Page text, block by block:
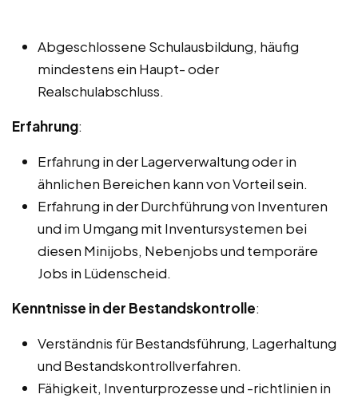
Abgeschlossene Schulausbildung, häufig
mindestens ein Haupt- oder
Realschulabschluss.
Erfahrung:
Erfahrung in der Lagerverwaltung oder in
ähnlichen Bereichen kann von Vorteil sein.
Erfahrung in der Durchführung von Inventuren
und im Umgang mit Inventursystemen bei
diesen Minijobs, Nebenjobs und temporäre
Jobs in Lüdenscheid.
Kenntnisse in der Bestandskontrolle:
Verständnis für Bestandsführung, Lagerhaltung
und Bestandskontrollverfahren.
Fähigkeit, Inventurprozesse und -richtlinien in